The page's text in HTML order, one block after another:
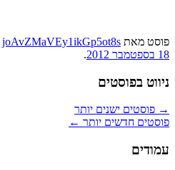
פוסט מאת joAvZMaVEy1ikGp5ot8s
18 בספטמבר 2012
.
ניווט בפוסטים
→ פוסטים ישנים יותר
פוסטים חדשים יותר ←
עמודים